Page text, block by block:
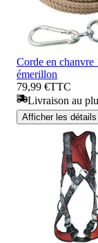
Corde en chanvre
émerillon
79,99 €TTC
Livraison au
Afficher les détails